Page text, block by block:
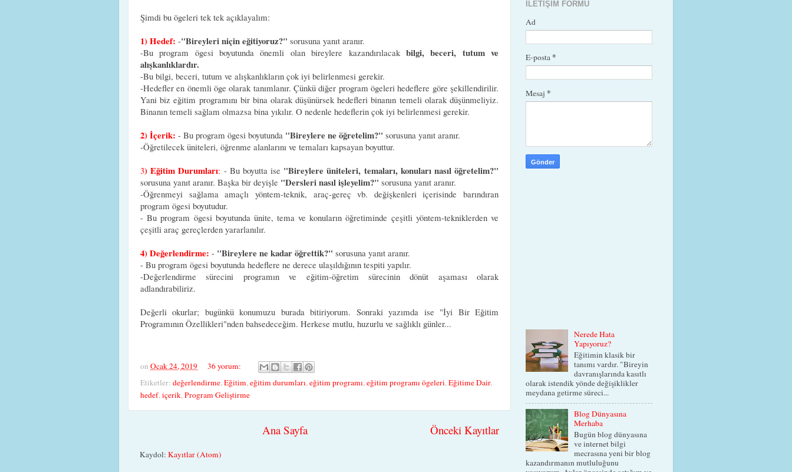
Şimdi bu ögeleri tek tek açıklayalım:
1) Hedef: -"Bireyleri niçin eğitiyoruz?" sorusuna yanıt aranır.
-Bu program ögesi boyutunda önemli olan bireylere kazandırılacak bilgi, beceri, tutum ve
alışkanlıklardır.
-Bu bilgi, beceri, tutum ve alışkanlıkların çok iyi belirlenmesi gerekir.
-Hedefler en önemli öge olarak tanımlanır. Çünkü diğer program ögeleri hedeflere göre şekillendirilir.
Yani biz eğitim programını bir bina olarak düşünürsek hedefleri binanın temeli olarak düşünmeliyiz.
Binanın temeli sağlam olmazsa bina yıkılır. O nedenle hedeflerin çok iyi belirlenmesi gerekir.
2) İçerik: - Bu program ögesi boyutunda "Bireylere ne öğretelim?" sorusuna yanıt aranır.
-Öğretilecek üniteleri, öğrenme alanlarını ve temaları kapsayan boyuttur.
3) Eğitim Durumları: - Bu boyutta ise "Bireylere üniteleri, temaları, konuları nasıl öğretelim?"
sorusuna yanıt aranır. Başka bir deyişle "Dersleri nasıl işleyelim?" sorusuna yanıt aranır.
-Öğrenmeyi sağlama amaçlı yöntem-teknik, araç-gereç vb. değişkenleri içerisinde barındıran
program ögesi boyutudur.
- Bu program ögesi boyutunda ünite, tema ve konuların öğretiminde çeşitli yöntem-tekniklerden ve
çeşitli araç gereçlerden yararlanılır.
4) Değerlendirme: - "Bireylere ne kadar öğrettik?" sorusuna yanıt aranır.
- Bu program ögesi boyutunda hedeflere ne derece ulaşıldığının tespiti yapılır.
-Değerlendirme sürecini programın ve eğitim-öğretim sürecinin dönüt aşaması olarak
adlandırabiliriz.
Değerli okurlar; bugünkü konumuzu burada bitiriyorum. Sonraki yazımda ise "İyi Bir Eğitim
Programının Özellikleri"nden bahsedeceğim. Herkese mutlu, huzurlu ve sağlıklı günler...
on Ocak 24, 2019
36 yorum:
Etiketler: değerlendirme,Eğitim,eğitim durumları,eğitim programı,eğitim programı ögeleri,Eğitime Dair,
hedef,içerik,Program Geliştirme
Önceki Kayıtlar
Ana Sayfa
Kaydol: Kayıtlar (Atom)
İLETIŞIM FORMU
Ad
E-posta *
Mesaj *
Nerede Hata
Yapıyoruz?
Eğitimin klasik bir
tanımı vardır. "Bireyin
davranışlarında kasıtlı
olarak istendik yönde değişiklikler
meydana getirme süreci...
Blog Dünyasına
Merhaba
Bugün blog dünyasına
ve internet bilgi
mecrasına yeni bir blog
kazandırmanın mutluluğunu